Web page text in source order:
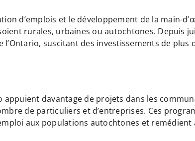
d’emplois et le développement de la main-
rurales, urbaines ou autochtones. Depuis
suscitant des investissements de
appuient davantage de projets dans les
de particuliers et d’entreprises. Ces
aux populations autochtones et